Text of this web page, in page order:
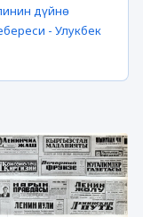
дүйнө
- Улукбек